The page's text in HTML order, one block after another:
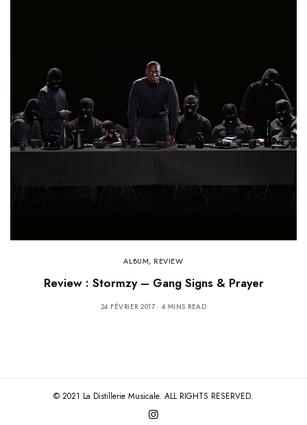
ALBUM, REVIEW
Review : Stormzy – Gang Signs & Prayer
24 FÉVRIER 2017 4 MINS READ
© 2021 La Distillerie Musicale. ALL RIGHTS RESERVED.